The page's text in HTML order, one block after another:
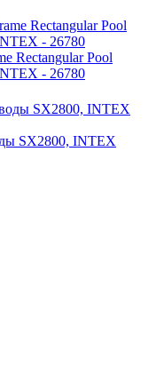
Rectangular Pool
- 26780
SX2800, INTEX